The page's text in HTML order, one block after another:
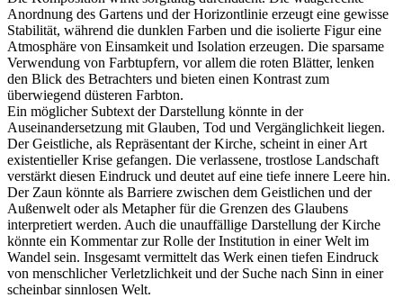
Anordnung des Gartens und der Horizontlinie erzeugt eine gewisse
Stabilität, während die dunklen Farben und die isolierte Figur eine
Atmosphäre von Einsamkeit und Isolation erzeugen. Die sparsame
Verwendung von Farbtupfern, vor allem die roten Blätter, lenken
den Blick des Betrachters und bieten einen Kontrast zum
überwiegend düsteren Farbton.
Ein möglicher Subtext der Darstellung könnte in der
Auseinandersetzung mit Glauben, Tod und Vergänglichkeit liegen.
Der Geistliche, als Repräsentant der Kirche, scheint in einer Art
existentieller Krise gefangen. Die verlassene, trostlose Landschaft
verstärkt diesen Eindruck und deutet auf eine tiefe innere Leere hin.
Der Zaun könnte als Barriere zwischen dem Geistlichen und der
Außenwelt oder als Metapher für die Grenzen des Glaubens
interpretiert werden. Auch die unauffällige Darstellung der Kirche
könnte ein Kommentar zur Rolle der Institution in einer Welt im
Wandel sein. Insgesamt vermittelt das Werk einen tiefen Eindruck
von menschlicher Verletzlichkeit und der Suche nach Sinn in einer
scheinbar sinnlosen Welt.